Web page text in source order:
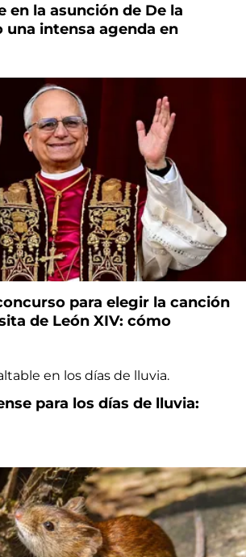
en la asunción de De la
una intensa agenda en
para elegir la canción
de León XIV: cómo
para los días de lluvia: